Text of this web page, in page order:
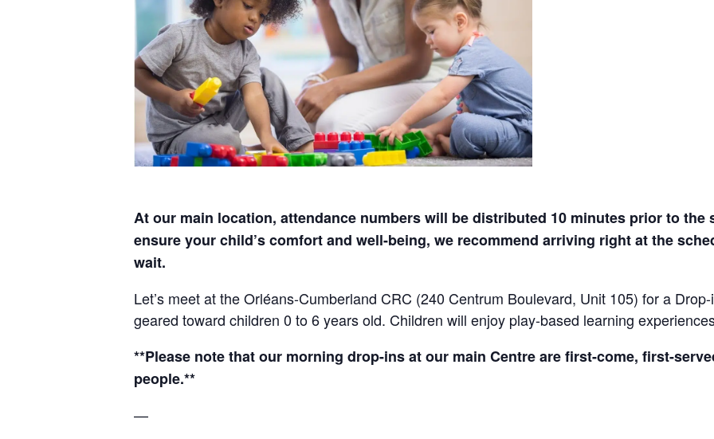
At our main location, attendance numbers will be distributed 10 minutes prior to the
ensure your child’s comfort and well-being, we recommend arriving right at the
wait.
Let’s meet at the Orléans-Cumberland CRC (240 Centrum Boulevard, Unit 105) for a
geared toward children 0 to 6 years old. Children will enjoy play-based learning
**Please note that our morning drop-ins at our main Centre are first-come, first-
people.**
—